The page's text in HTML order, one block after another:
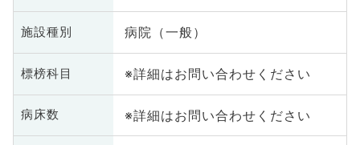
施設種別 病院（一般）
標榜科目 ※詳細はお問い合わせください
病床数 ※詳細はお問い合わせください